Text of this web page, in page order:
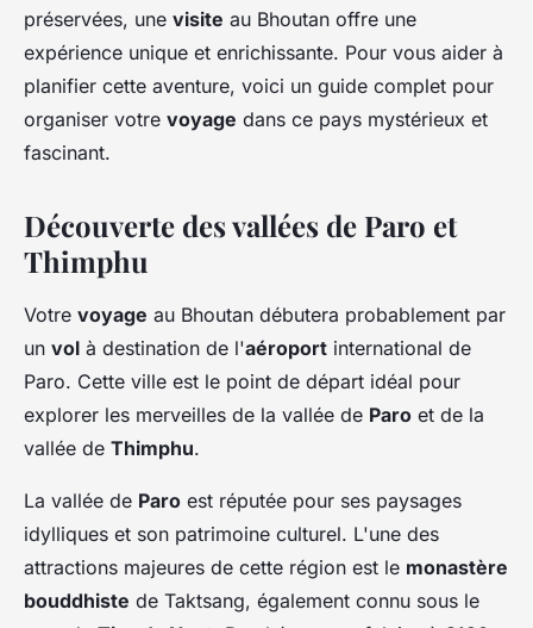
préservées, une visite au Bhoutan offre une
expérience unique et enrichissante. Pour vous aider à
planifier cette aventure, voici un guide complet pour
organiser votre voyage dans ce pays mystérieux et
fascinant.
Découverte des vallées de Paro et
Thimphu
Votre voyage au Bhoutan débutera probablement par
un vol à destination de l'aéroport international de
Paro. Cette ville est le point de départ idéal pour
explorer les merveilles de la vallée de Paro et de la
vallée de Thimphu.
La vallée de Paro est réputée pour ses paysages
idylliques et son patrimoine culturel. L'une des
attractions majeures de cette région est le monastère
bouddhiste de Taktsang, également connu sous le